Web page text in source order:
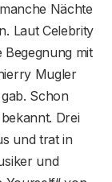
Nächte
Laut Celebrity
mit
Mugler
Schon
Drei
und trat in
und